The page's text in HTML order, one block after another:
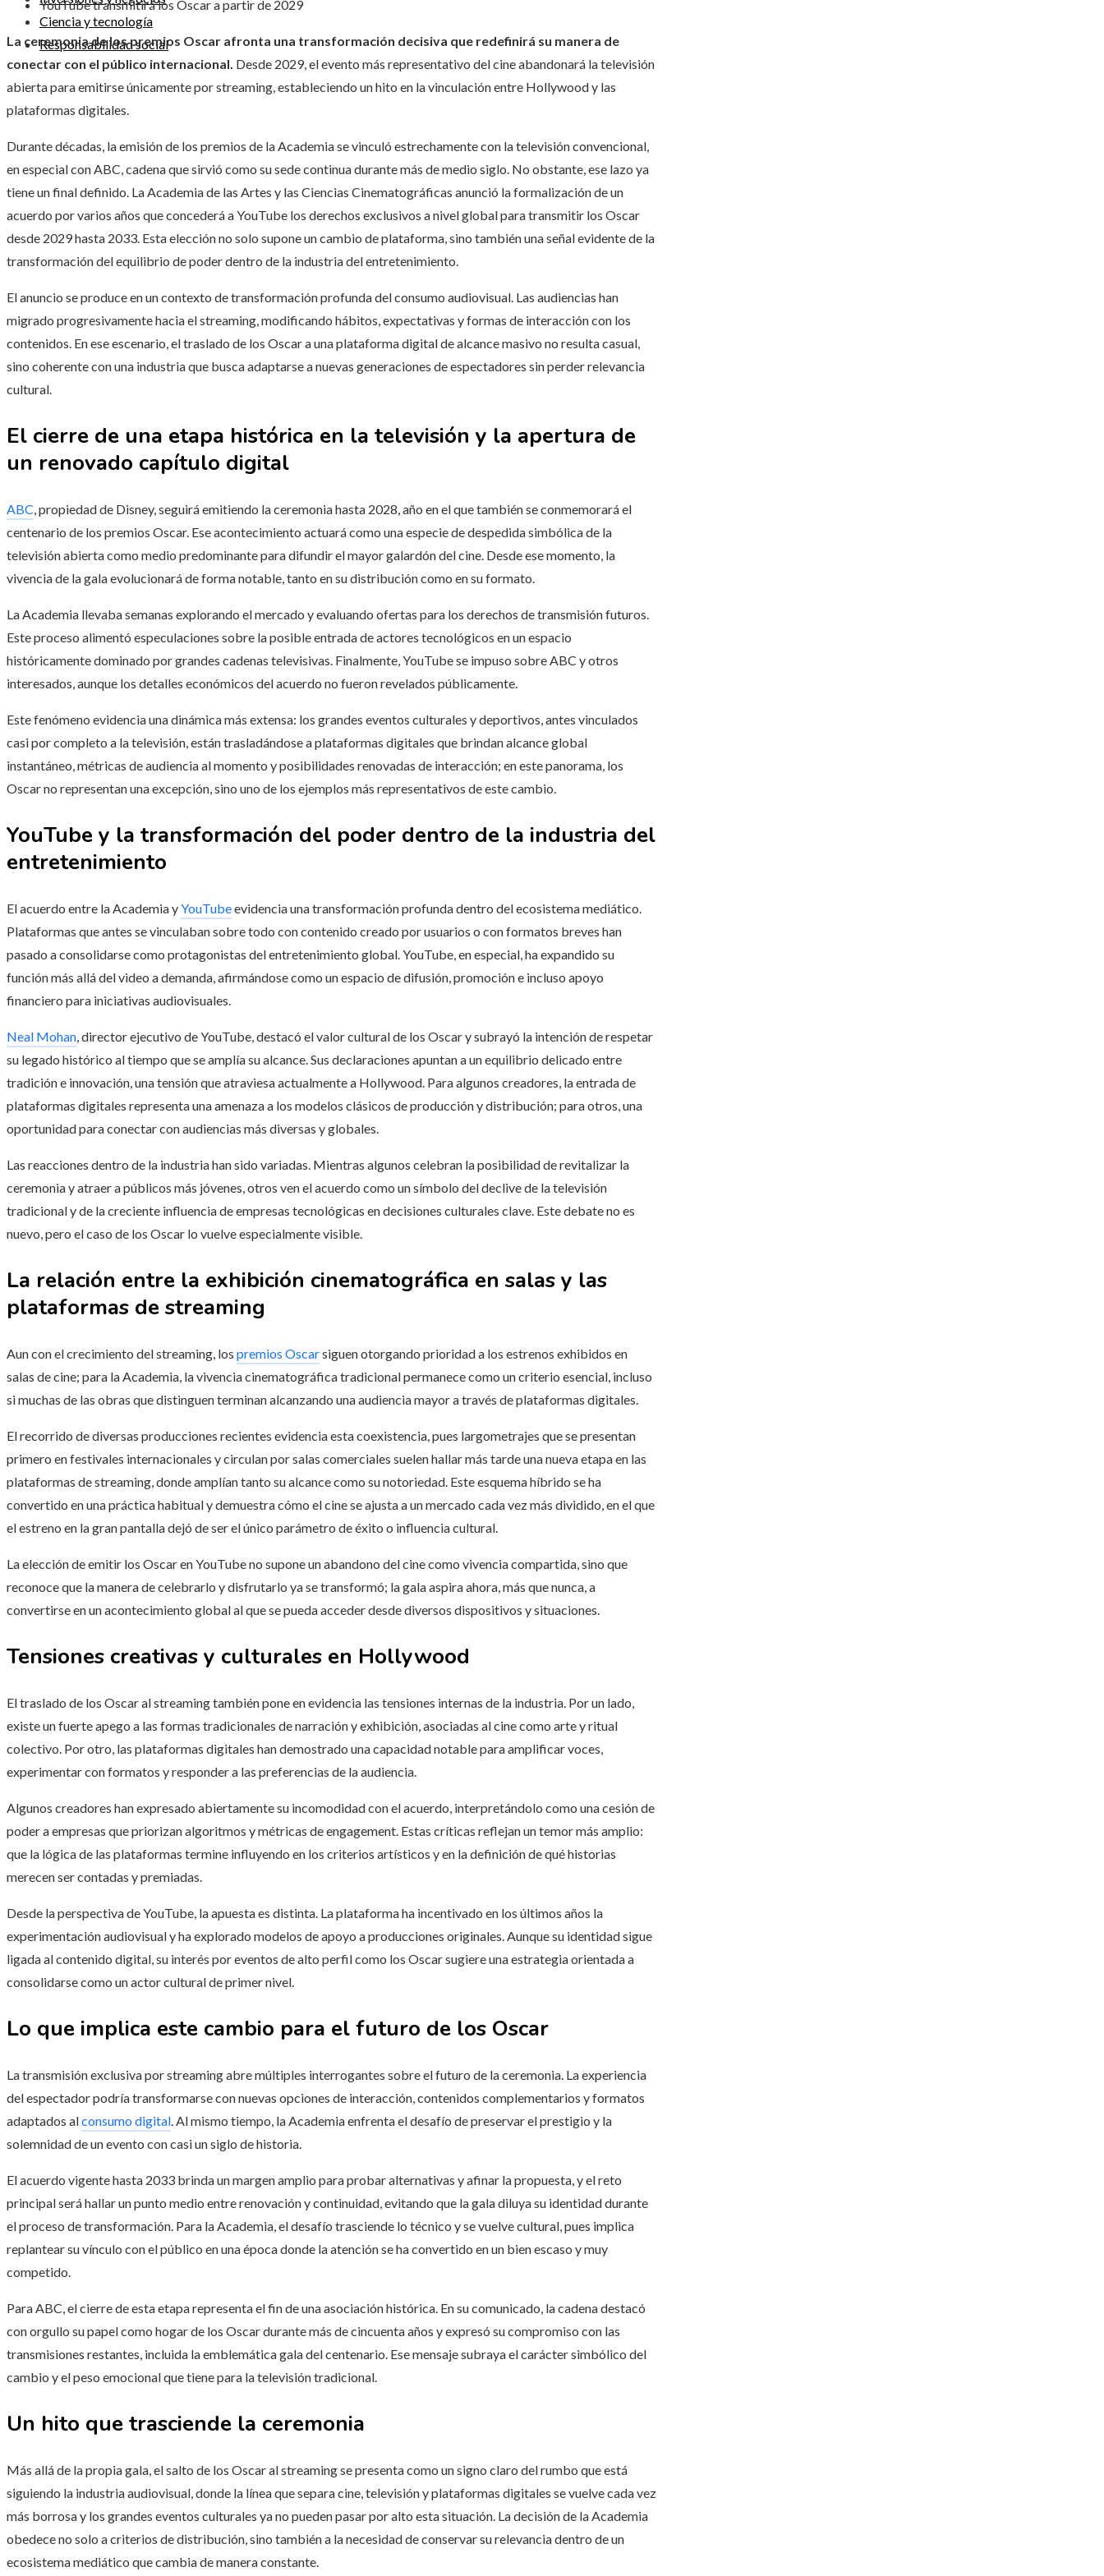
Ciencia y tecnología
Responsabilidad social
YouTube transmitirá los Oscar a partir de 2029
La ceremonia de los premios Oscar afronta una transformación decisiva que redefinirá su manera de
conectar con el público internacional. Desde 2029, el evento más representativo del cine abandonará la televisión
abierta para emitirse únicamente por streaming, estableciendo un hito en la vinculación entre Hollywood y las
plataformas digitales.
Durante décadas, la emisión de los premios de la Academia se vinculó estrechamente con la televisión convencional,
en especial con ABC, cadena que sirvió como su sede continua durante más de medio siglo. No obstante, ese lazo ya
tiene un final definido. La Academia de las Artes y las Ciencias Cinematográficas anunció la formalización de un
acuerdo por varios años que concederá a YouTube los derechos exclusivos a nivel global para transmitir los Oscar
desde 2029 hasta 2033. Esta elección no solo supone un cambio de plataforma, sino también una señal evidente de la
transformación del equilibrio de poder dentro de la industria del entretenimiento.
El anuncio se produce en un contexto de transformación profunda del consumo audiovisual. Las audiencias han
migrado progresivamente hacia el streaming, modificando hábitos, expectativas y formas de interacción con los
contenidos. En ese escenario, el traslado de los Oscar a una plataforma digital de alcance masivo no resulta casual,
sino coherente con una industria que busca adaptarse a nuevas generaciones de espectadores sin perder relevancia
cultural.
El cierre de una etapa histórica en la televisión y la apertura de
un renovado capítulo digital
ABC, propiedad de Disney, seguirá emitiendo la ceremonia hasta 2028, año en el que también se conmemorará el
centenario de los premios Oscar. Ese acontecimiento actuará como una especie de despedida simbólica de la
televisión abierta como medio predominante para difundir el mayor galardón del cine. Desde ese momento, la
vivencia de la gala evolucionará de forma notable, tanto en su distribución como en su formato.
La Academia llevaba semanas explorando el mercado y evaluando ofertas para los derechos de transmisión futuros.
Este proceso alimentó especulaciones sobre la posible entrada de actores tecnológicos en un espacio
históricamente dominado por grandes cadenas televisivas. Finalmente, YouTube se impuso sobre ABC y otros
interesados, aunque los detalles económicos del acuerdo no fueron revelados públicamente.
Este fenómeno evidencia una dinámica más extensa: los grandes eventos culturales y deportivos, antes vinculados
casi por completo a la televisión, están trasladándose a plataformas digitales que brindan alcance global
instantáneo, métricas de audiencia al momento y posibilidades renovadas de interacción; en este panorama, los
Oscar no representan una excepción, sino uno de los ejemplos más representativos de este cambio.
YouTube y la transformación del poder dentro de la industria del
entretenimiento
El acuerdo entre la Academia yYouTubeevidencia una transformación profunda dentro del ecosistema mediático.
Plataformas que antes se vinculaban sobre todo con contenido creado por usuarios o con formatos breves han
pasado a consolidarse como protagonistas del entretenimiento global. YouTube, en especial, ha expandido su
función más allá del video a demanda, afirmándose como un espacio de difusión, promoción e incluso apoyo
financiero para iniciativas audiovisuales.
Neal Mohan, director ejecutivo de YouTube, destacó el valor cultural de los Oscar y subrayó la intención de respetar
su legado histórico al tiempo que se amplía su alcance. Sus declaraciones apuntan a un equilibrio delicado entre
tradición e innovación, una tensión que atraviesa actualmente a Hollywood. Para algunos creadores, la entrada de
plataformas digitales representa una amenaza a los modelos clásicos de producción y distribución; para otros, una
oportunidad para conectar con audiencias más diversas y globales.
Las reacciones dentro de la industria han sido variadas. Mientras algunos celebran la posibilidad de revitalizar la
ceremonia y atraer a públicos más jóvenes, otros ven el acuerdo como un símbolo del declive de la televisión
tradicional y de la creciente influencia de empresas tecnológicas en decisiones culturales clave. Este debate no es
nuevo, pero el caso de los Oscar lo vuelve especialmente visible.
La relación entre la exhibición cinematográfica en salas y las
plataformas de streaming
Aun con el crecimiento del streaming, los premios Oscarsiguen otorgando prioridad a los estrenos exhibidos en
salas de cine; para la Academia, la vivencia cinematográfica tradicional permanece como un criterio esencial, incluso
si muchas de las obras que distinguen terminan alcanzando una audiencia mayor a través de plataformas digitales.
El recorrido de diversas producciones recientes evidencia esta coexistencia, pues largometrajes que se presentan
primero en festivales internacionales y circulan por salas comerciales suelen hallar más tarde una nueva etapa en las
plataformas de streaming, donde amplían tanto su alcance como su notoriedad. Este esquema híbrido se ha
convertido en una práctica habitual y demuestra cómo el cine se ajusta a un mercado cada vez más dividido, en el que
el estreno en la gran pantalla dejó de ser el único parámetro de éxito o influencia cultural.
La elección de emitir los Oscar en YouTube no supone un abandono del cine como vivencia compartida, sino que
reconoce que la manera de celebrarlo y disfrutarlo ya se transformó; la gala aspira ahora, más que nunca, a
convertirse en un acontecimiento global al que se pueda acceder desde diversos dispositivos y situaciones.
Tensiones creativas y culturales en Hollywood
El traslado de los Oscar al streaming también pone en evidencia las tensiones internas de la industria. Por un lado,
existe un fuerte apego a las formas tradicionales de narración y exhibición, asociadas al cine como arte y ritual
colectivo. Por otro, las plataformas digitales han demostrado una capacidad notable para amplificar voces,
experimentar con formatos y responder a las preferencias de la audiencia.
Algunos creadores han expresado abiertamente su incomodidad con el acuerdo, interpretándolo como una cesión de
poder a empresas que priorizan algoritmos y métricas de engagement. Estas críticas reflejan un temor más amplio:
que la lógica de las plataformas termine influyendo en los criterios artísticos y en la definición de qué historias
merecen ser contadas y premiadas.
Desde la perspectiva de YouTube, la apuesta es distinta. La plataforma ha incentivado en los últimos años la
experimentación audiovisual y ha explorado modelos de apoyo a producciones originales. Aunque su identidad sigue
ligada al contenido digital, su interés por eventos de alto perfil como los Oscar sugiere una estrategia orientada a
consolidarse como un actor cultural de primer nivel.
Lo que implica este cambio para el futuro de los Oscar
La transmisión exclusiva por streaming abre múltiples interrogantes sobre el futuro de la ceremonia. La experiencia
del espectador podría transformarse con nuevas opciones de interacción, contenidos complementarios y formatos
adaptados alconsumo digital. Al mismo tiempo, la Academia enfrenta el desafío de preservar el prestigio y la
solemnidad de un evento con casi un siglo de historia.
El acuerdo vigente hasta 2033 brinda un margen amplio para probar alternativas y afinar la propuesta, y el reto
principal será hallar un punto medio entre renovación y continuidad, evitando que la gala diluya su identidad durante
el proceso de transformación. Para la Academia, el desafío trasciende lo técnico y se vuelve cultural, pues implica
replantear su vínculo con el público en una época donde la atención se ha convertido en un bien escaso y muy
competido.
Para ABC, el cierre de esta etapa representa el fin de una asociación histórica. En su comunicado, la cadena destacó
con orgullo su papel como hogar de los Oscar durante más de cincuenta años y expresó su compromiso con las
transmisiones restantes, incluida la emblemática gala del centenario. Ese mensaje subraya el carácter simbólico del
cambio y el peso emocional que tiene para la televisión tradicional.
Un hito que trasciende la ceremonia
Más allá de la propia gala, el salto de los Oscar al streaming se presenta como un signo claro del rumbo que está
siguiendo la industria audiovisual, donde la línea que separa cine, televisión y plataformas digitales se vuelve cada vez
más borrosa y los grandes eventos culturales ya no pueden pasar por alto esta situación. La decisión de la Academia
obedece no solo a criterios de distribución, sino también a la necesidad de conservar su relevancia dentro de un
ecosistema mediático que cambia de manera constante.